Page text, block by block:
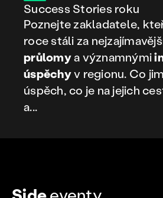
Success Stories roku
Poznejte zakladatele,
roce stáli za
průlomya významnými
úspěchyv regionu. Co
úspěch, co je na jejich
a...